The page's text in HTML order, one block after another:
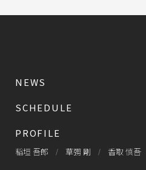
NEWS
SCHEDULE
PROFILE
稲垣 吾郎 草彅 剛 香取 慎吾